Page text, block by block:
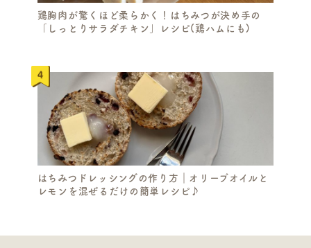
鶏胸肉が驚くほど柔らかく！はちみつが決め手の
「しっとりサラダチキン」レシピ(鶏ハムにも)
はちみつドレッシングの作り方｜オリーブオイルと
レモンを混ぜるだけの簡単レシピ♪